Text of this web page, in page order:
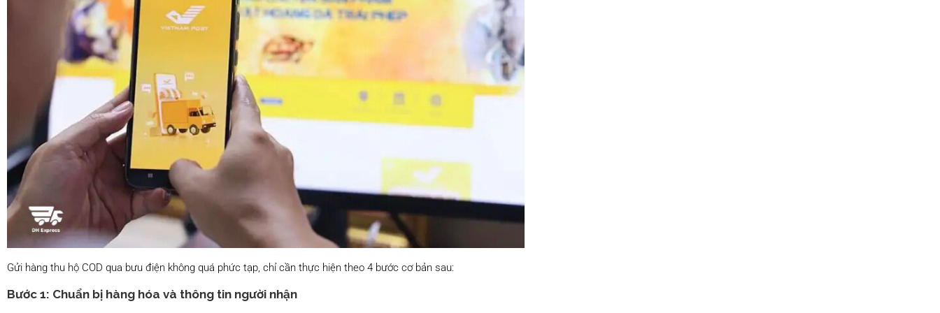
Gửi hàng thu hộ COD qua bưu điện không quá phức tạp, chỉ cần thực hiện theo 4 bước cơ bản sau:
Bước 1: Chuẩn bị hàng hóa và thông tin người nhận